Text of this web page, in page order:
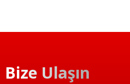
Bize Ulaşın